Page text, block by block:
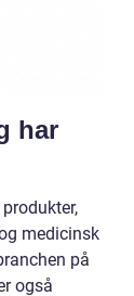
har
medicinsk
på
også